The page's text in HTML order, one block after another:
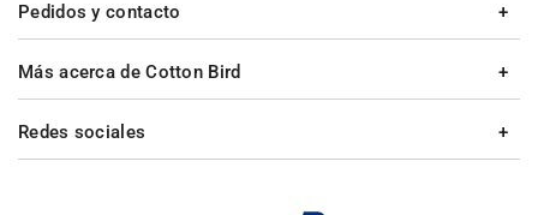
Pedidos y contacto
Más acerca de Cotton Bird
Redes sociales